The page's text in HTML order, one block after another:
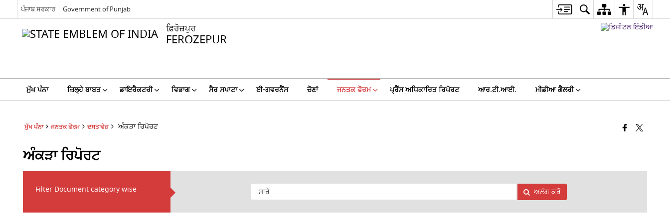
ਪੰਜਾਬ ਸਰਕਾਰ Government of Punjab
ਫ਼ਿਰੋਜ਼ਪੁਰ
FEROZEPUR
ਮੁੱਖ ਪੰਨਾ ਜ਼ਿਲ੍ਹੇ ਬਾਬਤ ਡਾਇਰੈਕਟਰੀ ਵਿਭਾਗ ਸੈਰ ਸਪਾਟਾ ਈ-ਗਵਰਨੈਂਸ ਚੋਣਾਂ ਜਨਤਕ ਫੋਰਮ ਪ੍ਰੈੱਸ ਅਧਿਕਾਰਿਤ ਰਿਪੋਰਟ ਆਰ.ਟੀ.ਆਈ. ਮੀਡੀਆ ਗੈਲਰੀ
ਮੁੱਖ ਪੰਨਾ ਜਨਤਕ ਫੋਰਮ ਦਸਤਾਵੇਜ਼ ਅੰਕੜਾ ਰਿਪੋਰਟ
ਅੰਕੜਾ ਰਿਪੋਰਟ
Filter Document category wise ਅਲੱਗ ਕਰੋ